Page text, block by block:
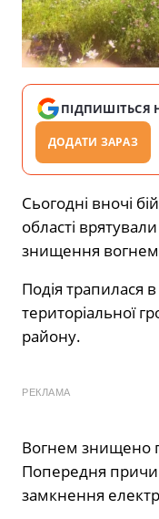
ПІДПИШІТЬСЯ
ДОДАТИ ЗАРАЗ
Сьогодні вночі
області
знищення
Подія трапилася
територіальної
району.
РЕКЛАМА
Вогнем знищено
Попередня
замкнення